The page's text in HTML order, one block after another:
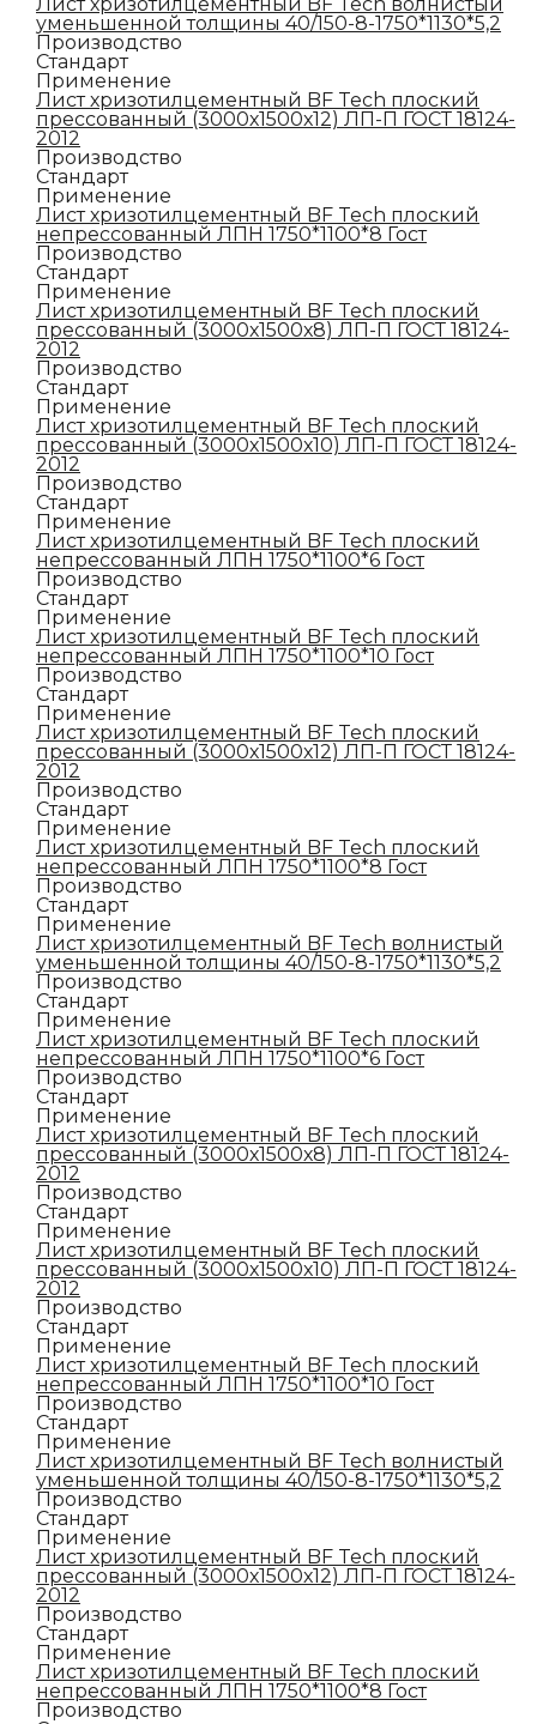
уменьшенной толщины 40/150-8-1750*1130*5,2
Производство
Стандарт
Применение
Лист хризотилцементный BF Tech плоский
прессованный (3000х1500х12) ЛП-П ГОСТ 18124-
2012
Производство
Стандарт
Применение
Лист хризотилцементный BF Tech плоский
непрессованный ЛПН 1750*1100*8 Гост
Производство
Стандарт
Применение
Лист хризотилцементный BF Tech плоский
прессованный (3000х1500х8) ЛП-П ГОСТ 18124-
2012
Производство
Стандарт
Применение
Лист хризотилцементный BF Tech плоский
прессованный (3000х1500х10) ЛП-П ГОСТ 18124-
2012
Производство
Стандарт
Применение
Лист хризотилцементный BF Tech плоский
непрессованный ЛПН 1750*1100*6 Гост
Производство
Стандарт
Применение
Лист хризотилцементный BF Tech плоский
непрессованный ЛПН 1750*1100*10 Гост
Производство
Стандарт
Применение
Лист хризотилцементный BF Tech плоский
прессованный (3000х1500х12) ЛП-П ГОСТ 18124-
2012
Производство
Стандарт
Применение
Лист хризотилцементный BF Tech плоский
непрессованный ЛПН 1750*1100*8 Гост
Производство
Стандарт
Применение
Лист хризотилцементный BF Tech волнистый
уменьшенной толщины 40/150-8-1750*1130*5,2
Производство
Стандарт
Применение
Лист хризотилцементный BF Tech плоский
непрессованный ЛПН 1750*1100*6 Гост
Производство
Стандарт
Применение
Лист хризотилцементный BF Tech плоский
прессованный (3000х1500х8) ЛП-П ГОСТ 18124-
2012
Производство
Стандарт
Применение
Лист хризотилцементный BF Tech плоский
прессованный (3000х1500х10) ЛП-П ГОСТ 18124-
2012
Производство
Стандарт
Применение
Лист хризотилцементный BF Tech плоский
непрессованный ЛПН 1750*1100*10 Гост
Производство
Стандарт
Применение
Лист хризотилцементный BF Tech волнистый
уменьшенной толщины 40/150-8-1750*1130*5,2
Производство
Стандарт
Применение
Лист хризотилцементный BF Tech плоский
прессованный (3000х1500х12) ЛП-П ГОСТ 18124-
2012
Производство
Стандарт
Применение
Лист хризотилцементный BF Tech плоский
непрессованный ЛПН 1750*1100*8 Гост
Производство